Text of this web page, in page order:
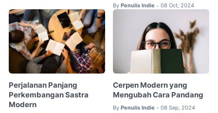
By Penulis Indie • 08 Oct, 2024
Perjalanan Panjang
Perkembangan Sastra
Modern
Cerpen Modern yang
Mengubah Cara Pandang
By Penulis Indie • 08 Sep, 2024